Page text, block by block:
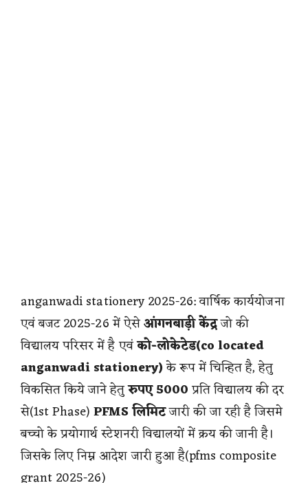
anganwadi stationery 2025-26: वार्षिक कार्ययोजना
एवं बजट 2025-26 में ऐसेआंगनबाड़ी केंद्रजो की
विद्यालय परिसर में है एवंको-लोकेटेड(co located
anganwadi stationery)के रूप में चिन्हित है, हेतु
विकसित किये जाने हेतुरुपए 5000प्रति विद्यालय की दर
से(1st Phase)PFMS लिमिटजारी की जा रही है जिसमे
बच्चो के प्रयोगार्थ स्टेशनरी विद्यालयों में क्रय की जानी है।
जिसके लिए निम्न आदेश जारी हुआ है(pfms composite
grant 2025-26)